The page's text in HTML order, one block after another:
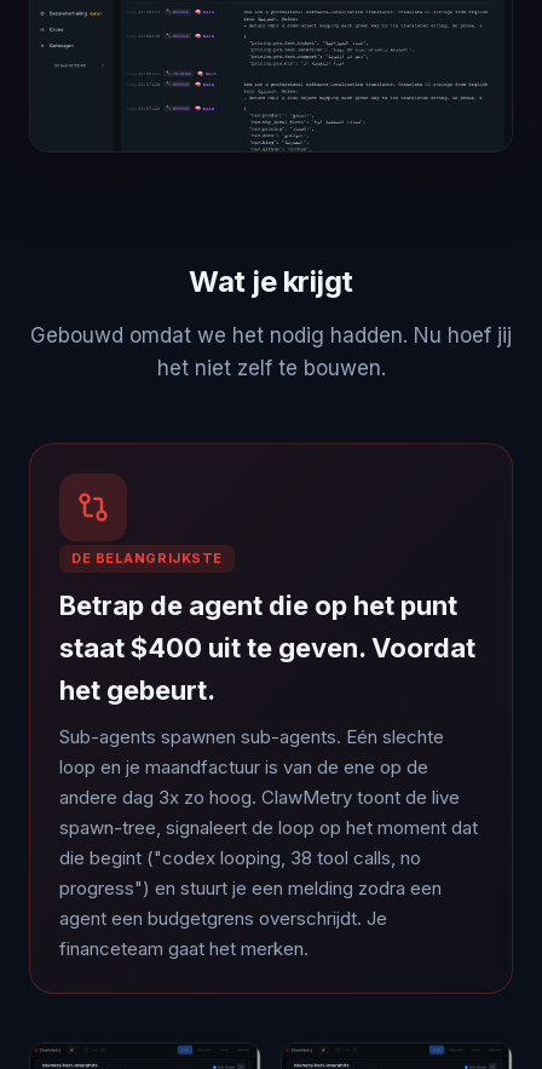
Wat je krijgt
Gebouwd omdat we het nodig hadden. Nu hoef jij
het niet zelf te bouwen.
DE BELANGRIJKSTE
Betrap de agent die op het punt
staat $400 uit te geven. Voordat
het gebeurt.
Sub-agents spawnen sub-agents. Eén slechte
loop en je maandfactuur is van de ene op de
andere dag 3x zo hoog. ClawMetry toont de live
spawn-tree, signaleert de loop op het moment dat
die begint ("codex looping, 38 tool calls, no
progress") en stuurt je een melding zodra een
agent een budgetgrens overschrijdt. Je
financeteam gaat het merken.